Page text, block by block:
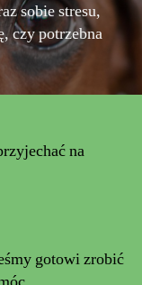
sobie stresu,
czy potrzebna
na
gotowi zrobić